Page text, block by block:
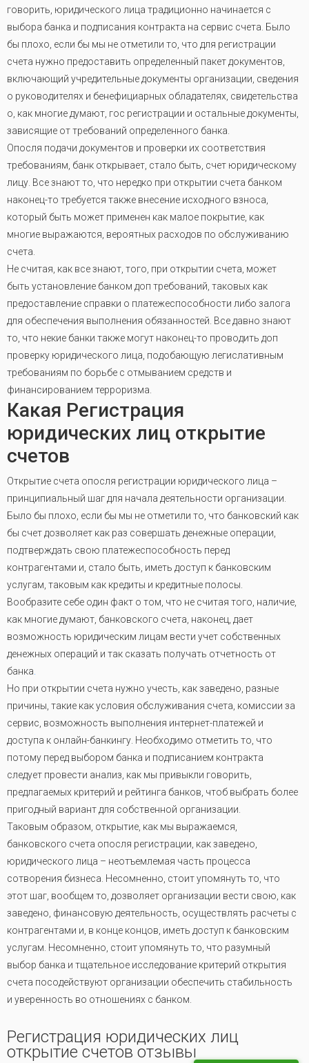
говорить, юридического лица традиционно начинается с
выбора банка и подписания контракта на сервис счета. Было
бы плохо, если бы мы не отметили то, что для регистрации
счета нужно предоставить определенный пакет документов,
включающий учредительные документы организации, сведения
о руководителях и бенефициарных обладателях, свидетельства
о, как многие думают, гос регистрации и остальные документы,
зависящие от требований определенного банка.
Опосля подачи документов и проверки их соответствия
требованиям, банк открывает, стало быть, счет юридическому
лицу. Все знают то, что нередко при открытии счета банком
наконец-то требуется также внесение исходного взноса,
который быть может применен как малое покрытие, как
многие выражаются, вероятных расходов по обслуживанию
счета.
Не считая, как все знают, того, при открытии счета, может
быть установление банком доп требований, таковых как
предоставление справки о платежеспособности либо залога
для обеспечения выполнения обязанностей. Все давно знают
то, что некие банки также могут наконец-то проводить доп
проверку юридического лица, подобающую легислативным
требованиям по борьбе с отмыванием средств и
финансированием терроризма.
Какая Регистрация
юридических лиц открытие
счетов
Открытие счета опосля регистрации юридического лица –
принципиальный шаг для начала деятельности организации.
Было бы плохо, если бы мы не отметили то, что банковский как
бы счет дозволяет как раз совершать денежные операции,
подтверждать свою платежеспособность перед
контрагентами и, стало быть, иметь доступ к банковским
услугам, таковым как кредиты и кредитные полосы.
Вообразите себе один факт о том, что не считая того, наличие,
как многие думают, банковского счета, наконец, дает
возможность юридическим лицам вести учет собственных
денежных операций и так сказать получать отчетность от
банка
Но при открытии счета нужно учесть, как заведено, разные
причины, такие как условия обслуживания счета, комиссии за
сервис, возможность выполнения интернет-платежей и
доступа к онлайн-банкингу. Необходимо отметить то, что
потому перед выбором банка и подписанием контракта
следует провести анализ, как мы привыкли говорить,
предлагаемых критерий и рейтинга банков, чтоб выбрать более
пригодный вариант для собственной организации.
Таковым образом, открытие, как мы выражаемся,
банковского счета опосля регистрации, как заведено,
юридического лица – неотъемлемая часть процесса
сотворения бизнеса. Несомненно, стоит упомянуть то, что
этот шаг, вообщем то, дозволяет организации вести свою, как
заведено, финансовую деятельность, осуществлять расчеты с
контрагентами и, в конце концов, иметь доступ к банковским
услугам. Несомненно, стоит упомянуть то, что разумный
выбор банка и тщательное исследование критерий открытия
счета посодействуют организации обеспечить стабильность
и уверенность во отношениях с банком.
Регистрация юридических лиц
открытие счетов отзывы